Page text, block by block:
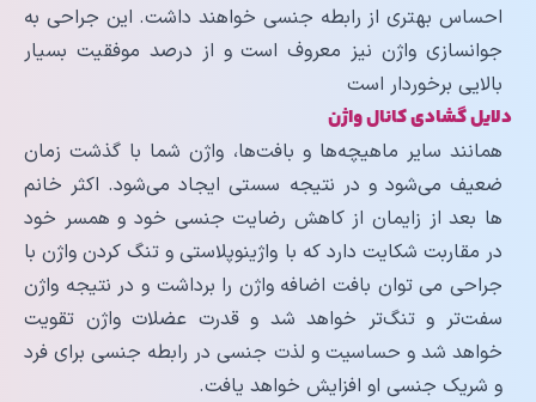
احساس بهتری از رابطه جنسی خواهند داشت. این جراحی به
جوانسازی واژن نیز معروف است و از درصد موفقیت بسیار
بالایی برخوردار است
دلایل گشادی کانال واژن
همانند سایر ماهیچه‌ها و بافت‌ها، واژن شما با گذشت زمان
ضعیف می‌شود و در نتیجه سستی ایجاد می‌شود. اکثر خانم
ها بعد از زایمان از کاهش رضایت جنسی خود و همسر خود
در مقاربت شکایت دارد که با واژینوپلاستی و تنگ کردن واژن با
جراحی می توان بافت اضافه واژن را برداشت و در نتیجه واژن
سفت‌تر و تنگ‌تر خواهد شد و قدرت عضلات واژن تقویت
خواهد شد و حساسیت و لذت جنسی در رابطه جنسی برای فرد
و شریک جنسی او افزایش خواهد یافت.